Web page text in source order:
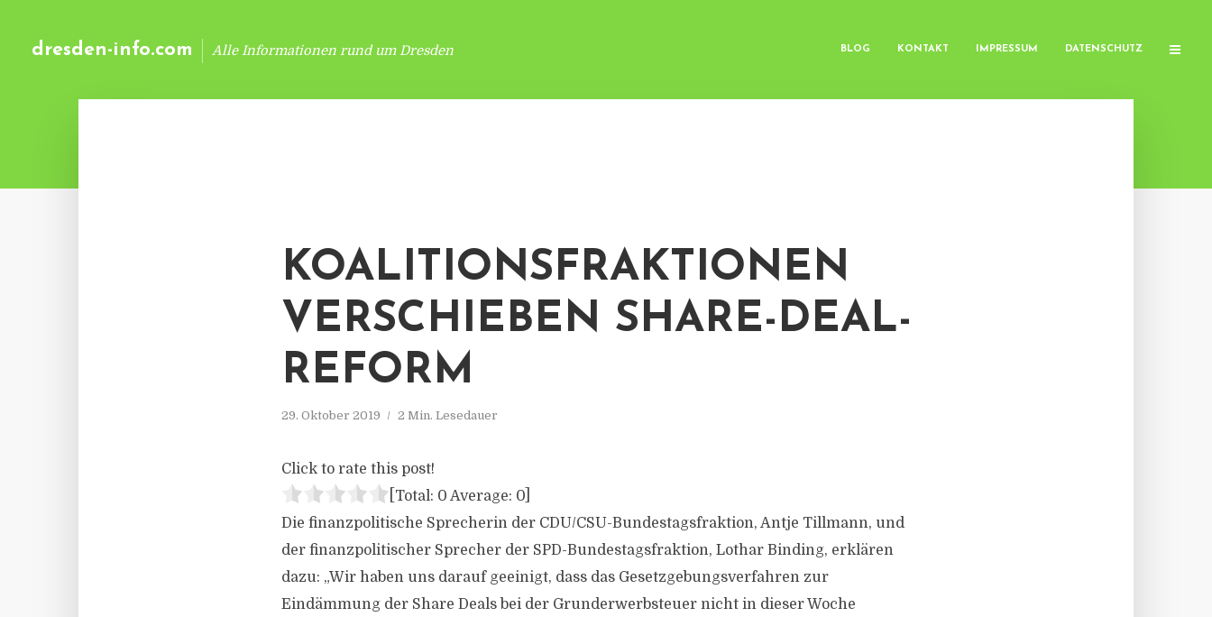
dresden-info.com Alle Informationen rund um Dresden BLOG KONTAKT IMPRESSUM DATENSCHUTZ
KOALITIONSFRAKTIONEN
VERSCHIEBEN SHARE-DEAL-
REFORM
29. Oktober 2019 2 Min. Lesedauer
Click to rate this post!
[Total: 0 Average: 0
Die finanzpolitische Sprecherin der CDU/CSU-Bundestagsfraktion, Antje Tillmann, und
der finanzpolitischer Sprecher der SPD-Bundestagsfraktion, Lothar Binding, erklären
dazu: „Wir haben uns darauf geeinigt, dass das Gesetzgebungsverfahren zur
Eindämmung der Share Deals bei der Grunderwerbsteuer nicht in dieser Woche